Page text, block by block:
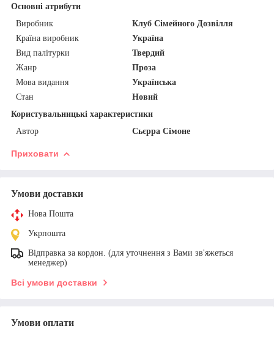
Основні атрибути
Виробник
Клуб Сімейного Дозвілля
Країна виробник
Україна
Вид палітурки
Твердий
Жанр
Проза
Мова видання
Українська
Стан
Новий
Користувальницькі характеристики
Автор
Сьєрра Сімоне
Приховати
Умови доставки
Нова Пошта
Укрпошта
Відправка за кордон. (для уточнення з Вами зв'яжеться
менеджер)
Всі умови доставки
Умови оплати